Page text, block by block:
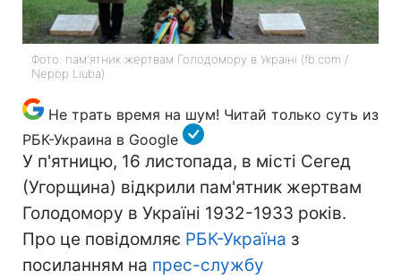
Фото: пам'ятник жертвам Голодомору в Україні (fb.com /
Nepop Liuba)
Не трать время на шум! Читай только суть из
РБК-Украина в Google
У п'ятницю, 16 листопада, в місті Сегед
(Угорщина) відкрили пам'ятник жертвам
Голодомору в Україні 1932-1933 років.
Про це повідомляє РБК-Україна з
посиланням на прес-службу